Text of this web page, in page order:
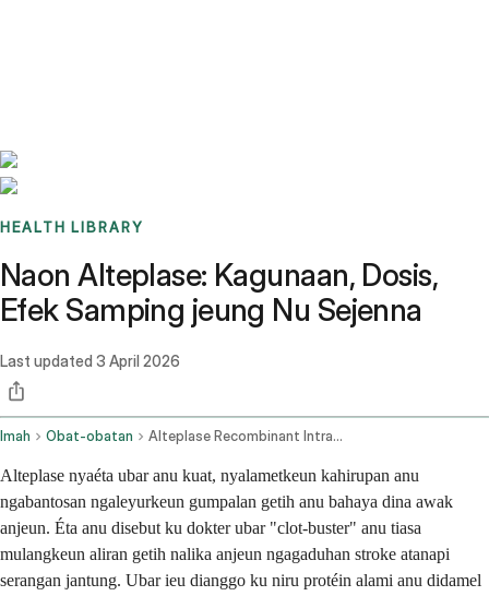
HEALTH LIBRARY
Naon Alteplase: Kagunaan, Dosis,
Efek Samping jeung Nu Sejenna
Last updated 3 April 2026
Imah Obat-obatan Alteplase Recombinant Intravenous Route
Alteplase nyaéta ubar anu kuat, nyalametkeun kahirupan anu
ngabantosan ngaleyurkeun gumpalan getih anu bahaya dina awak
anjeun. Éta anu disebut ku dokter ubar "clot-buster" anu tiasa
mulangkeun aliran getih nalika anjeun ngagaduhan stroke atanapi
serangan jantung. Ubar ieu dianggo ku niru protéin alami anu didamel